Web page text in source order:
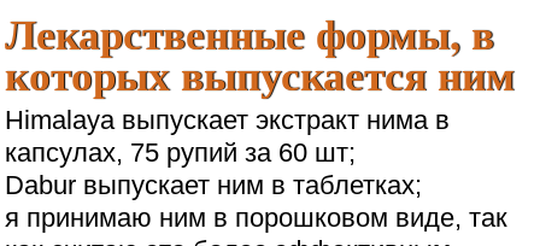
Лекарственные формы, в
которых выпускается ним
Himalaya выпускает экстракт нима в
капсулах, 75 рупий за 60 шт;
Dabur выпускает ним в таблетках;
я принимаю ним в порошковом виде, так